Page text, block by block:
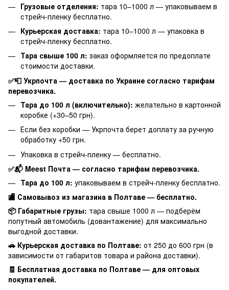
Грузовые отделения: тара 10–1000 л — упаковываем в
стрейч-пленку бесплатно.
Курьерская доставка: тара 10–1000 л — упаковка в
стрейч-пленку бесплатно.
Тара свыше 100 л: заказ оформляется по предоплате
стоимости доставки.
✅📮 Укрпочта — доставка по Украине согласно тарифам
перевозчика.
Тара до 100 л (включительно): желательно в картонной
коробке (+30–50 грн).
Если без коробки — Укрпочта берет доплату за ручную
обработку +50 грн.
Упаковка в стрейч-пленку — бесплатно.
✅📬 Meest Почта — согласно тарифам перевозчика.
Тара до 100 л: упаковываем в стрейч-пленку бесплатно.
🏬 Самовывоз из магазина в Полтаве — бесплатно.
📦 Габаритные грузы: тара свыше 1000 л — подберём
попутный автомобиль (довантажение) для максимально
выгодной доставки.
🚗 Курьерская доставка по Полтаве: от 250 до 600 грн (в
зависимости от габаритов товара и района доставки).
🧾 Бесплатная доставка по Полтаве — для оптовых
покупателей.